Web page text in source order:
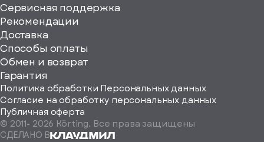
Сервисная поддержка
Рекомендации
Доставка
Способы оплаты
Обмен и возврат
Гарантия
Политика обработки Персональных данных
Согласие на обработку персональных данных
Публичная оферта
© 2011- 2026 Körting. Все права защищены
СДЕЛАНО В
Определить